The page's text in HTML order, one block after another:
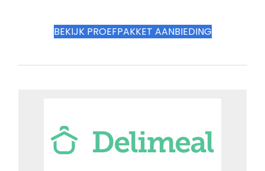
BEKIJK PROEFPAKKET AANBIEDING